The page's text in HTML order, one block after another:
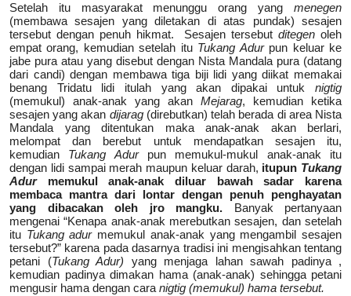
Setelah itu masyarakat menunggu orang yang menegen
(membawa sesajen yang diletakan di atas pundak) sesajen
tersebut dengan penuh hikmat. Sesajen tersebutditegen oleh
empat orang, kemudian setelah itu Tukang Adurpun keluar ke
jabe pura atau yang disebut dengan Nista Mandala pura (datang
dari candi) dengan membawa tiga biji lidi yang diikat memakai
benang Tridatu lidi itulah yang akan dipakai untuk nigtig
(memukul) anak-anak yang akan Mejarag, kemudian ketika
sesajen yang akan dijarag(direbutkan) telah berada di area Nista
Mandala yang ditentukan maka anak-anak akan berlari,
melompat dan berebut untuk mendapatkan sesajen itu,
kemudian Tukang Adurpun memukul-mukul anak-anak itu
dengan lidi sampai merah maupun keluar darah, itupun Tukang
Adur memukul anak-anak diluar bawah sadar karena
membaca mantra dari lontar dengan penuh penghayatan
yang dibacakan oleh jro mangku. Banyak pertanyaan
mengenai “Kenapa anak-anak merebutkan sesajen, dan setelah
itu Tukang adurmemukul anak-anak yang mengambil sesajen
tersebut?” karena pada dasarnya tradisi ini mengisahkan tentang
petani (Tukang Adur) yang menjaga lahan sawah padinya ,
kemudian padinya dimakan hama (anak-anak) sehingga petani
mengusir hama dengan cara nigtig (memukul) hama tersebut.